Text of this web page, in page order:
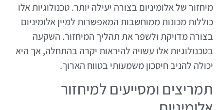
מיחזור של אלומיניום בצורה יעילה יותר. טכנולוגיות אלו
כוללות מכונות ממוחשבות המאפשרות למיין אלומיניום
בצורה מדויקת ולשפר את תהליך המיחזור. השקעה
בטכנולוגיות אלו עשויה להיראות יקרה בהתחלה, אך היא
יכולה להניב חיסכון משמעותי בטווח הארוך.
תמריצים ומסייעים למיחזור